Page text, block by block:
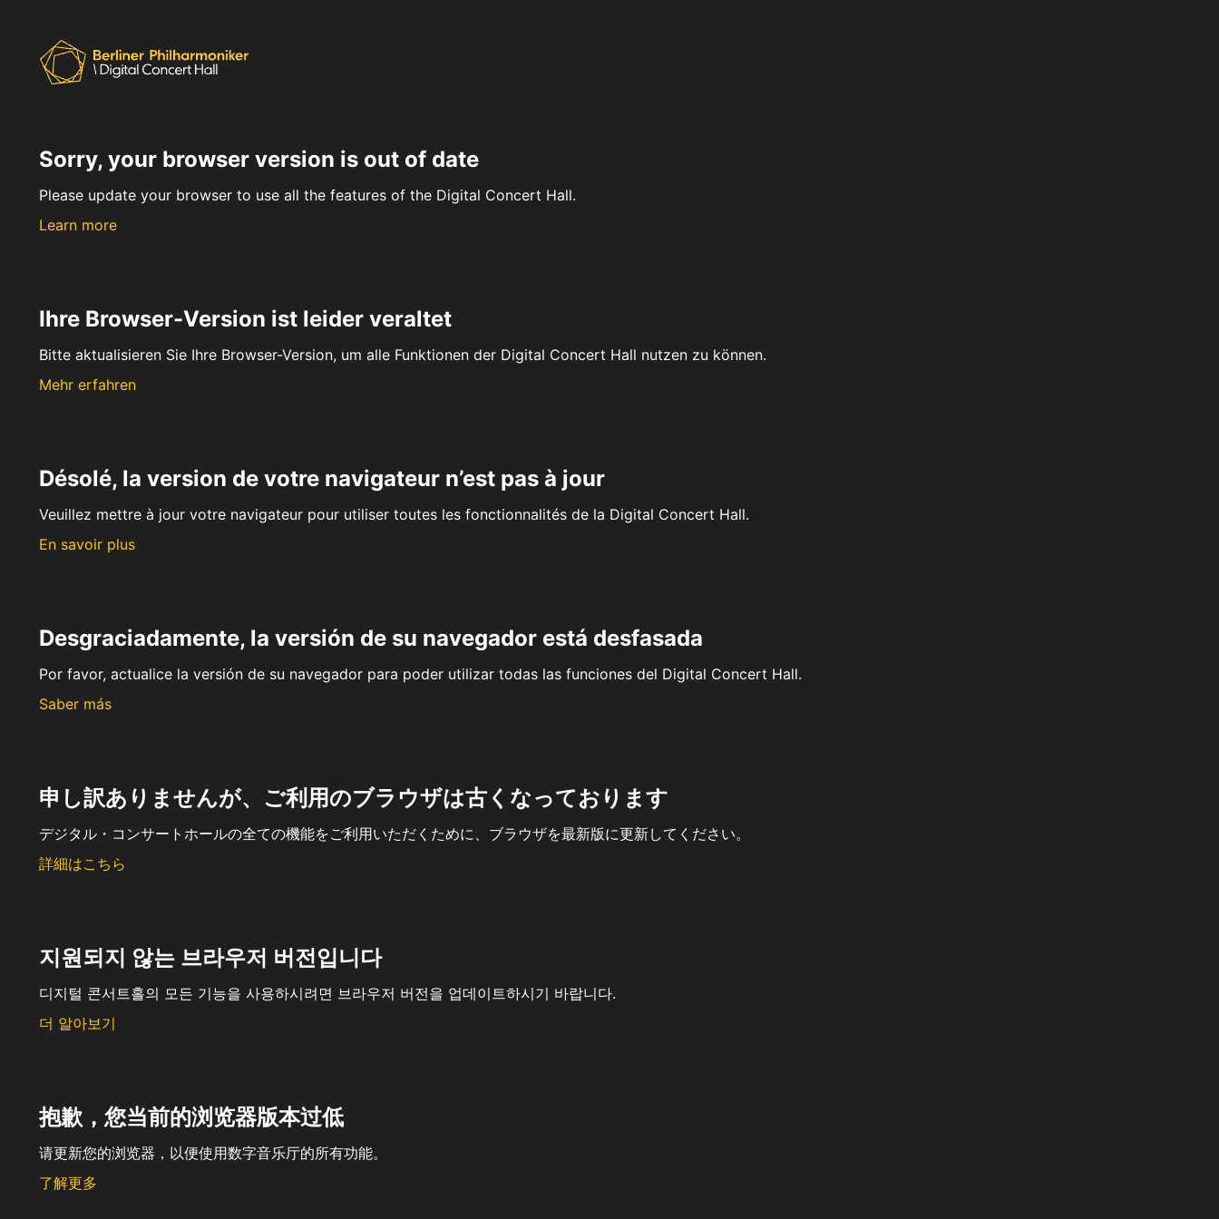
Sorry, your browser version is out of date
Please update your browser to use all the features of the Digital Concert Hall.
Learn more
Ihre Browser-Version ist leider veraltet
Bitte aktualisieren Sie Ihre Browser-Version, um alle Funktionen der Digital Concert Hall nutzen zu können.
Mehr erfahren
Désolé, la version de votre navigateur n’est pas à jour
Veuillez mettre à jour votre navigateur pour utiliser toutes les fonctionnalités de la Digital Concert Hall.
En savoir plus
Desgraciadamente, la versión de su navegador está desfasada
Por favor, actualice la versión de su navegador para poder utilizar todas las funciones del Digital Concert Hall.
Saber más
申し訳ありませんが、ご利用のブラウザは古くなっております
デジタル・コンサートホールの全ての機能をご利用いただくために、ブラウザを最新版に更新してください。
詳細はこちら
지원되지 않는 브라우저 버전입니다
디지털 콘서트홀의 모든 기능을 사용하시려면 브라우저 버전을 업데이트하시기 바랍니다.
더 알아보기
抱歉，您当前的浏览器版本过低
请更新您的浏览器，以便使用数字音乐厅的所有功能。
了解更多